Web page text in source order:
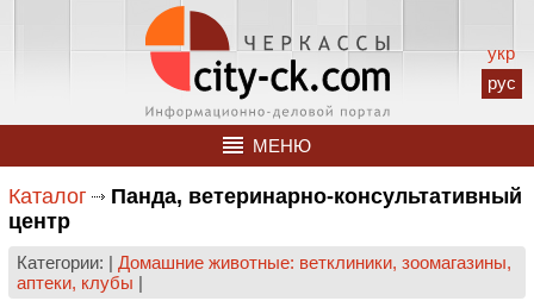
укр
рус
МЕНЮ
Каталог
Панда, ветеринарно-консультативный
центр
Категории: | Домашние животные: ветклиники, зоомагазины,
аптеки, клубы |